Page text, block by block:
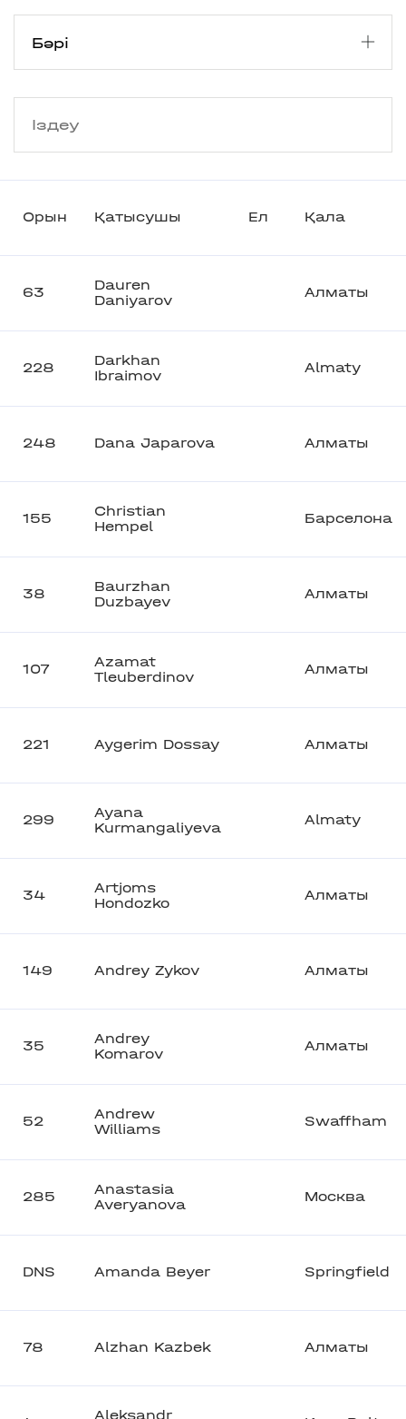
Орын Қатысушы Ел Қала
63
Dauren
Daniyarov
Алматы
228
Darkhan
Ibraimov
Almaty
248 Dana Japarova Алматы
155
Christian
Hempel
Барселона
38
Baurzhan
Duzbayev
Алматы
107
Azamat
Tleuberdinov
Алматы
221 Aygerim Dossay Алматы
299
Ayana
Kurmangaliyeva
Almaty
34
Artjoms
Hondozko
Алматы
149 Andrey Zykov Алматы
35
Andrey
Komarov
Алматы
52
Andrew
Williams
Swaffham
285
Anastasia
Averyanova
Москва
DNS Amanda Beyer Springfield
78 Alzhan Kazbek Алматы